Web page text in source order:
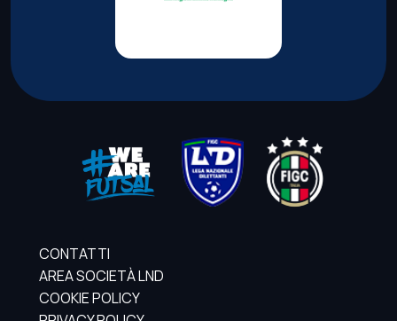
CONTATTI
AREA SOCIETÀ LND
COOKIE POLICY